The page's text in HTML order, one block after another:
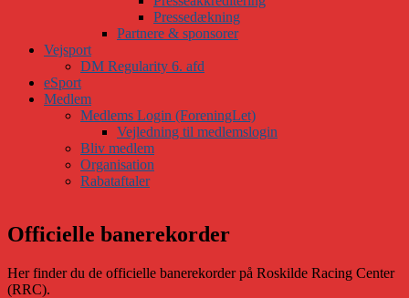
Pressedækning
Partnere & sponsorer
Vejsport
DM Regularity 6. afd
eSport
Medlem
Medlems Login (ForeningLet)
Vejledning til medlemslogin
Bliv medlem
Organisation
Rabataftaler
Officielle banerekorder
Her finder du de officielle banerekorder på Roskilde Racing Center
(RRC).